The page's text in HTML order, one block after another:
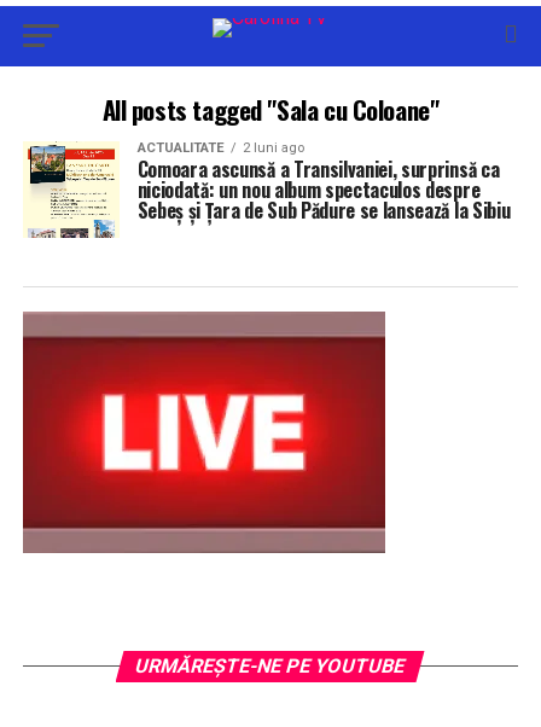
All posts tagged "Sala cu Coloane"
ACTUALITATE 2 luni ago
Comoara ascunsă a Transilvaniei, surprinsă ca
niciodată: un nou album spectaculos despre
Sebeș și Țara de Sub Pădure se lansează la Sibiu
URMĂREŞTE-NE PE YOUTUBE